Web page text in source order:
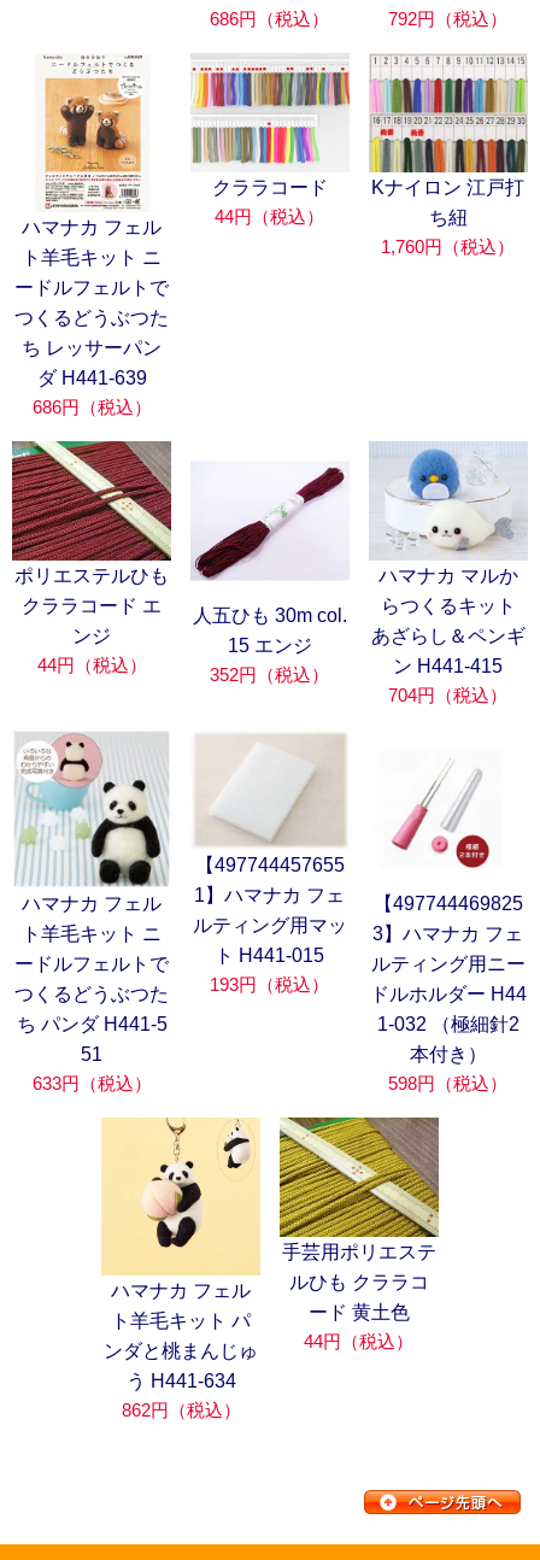
686円（税込）
792円（税込）
ハマナカ フェル
ト羊毛キット ニ
ードルフェルトで
つくるどうぶつた
ち レッサーパン
ダ H441-639
686円（税込）
クララコード
44円（税込）
Kナイロン 江戸打
ち紐
1,760円（税込）
ポリエステルひも
クララコード エ
ンジ
44円（税込）
人五ひも 30m col.
15 エンジ
352円（税込）
ハマナカ マルか
らつくるキット
あざらし＆ペンギ
ン H441-415
704円（税込）
ハマナカ フェル
ト羊毛キット ニ
ードルフェルトで
つくるどうぶつた
ち パンダ H441-5
51
633円（税込）
【497744457655
1】ハマナカ フェ
ルティング用マッ
ト H441-015
193円（税込）
【497744469825
3】ハマナカ フェ
ルティング用ニー
ドルホルダー H44
1-032 （極細針2
本付き）
598円（税込）
ハマナカ フェル
ト羊毛キット パ
ンダと桃まんじゅ
う H441-634
862円（税込）
手芸用ポリエステ
ルひも クララコ
ード 黄土色
44円（税込）